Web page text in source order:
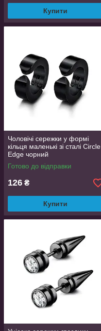
Купити
Чоловічі сережки у формі
кільця маленькі зі сталі Circle
Edge чорний
Готово до відправки
126 ₴
Купити